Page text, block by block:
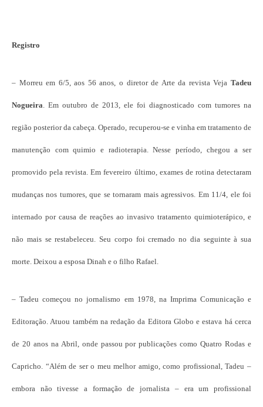
Registro
– Morreu em 6/5, aos 56 anos, o diretor de Arte da revista Veja Tadeu
Nogueira . Em outubro de 2013, ele foi diagnosticado com tumores na
região posterior da cabeça. Operado, recuperou-se e vinha em tratamento de
manutenção com quimio e radioterapia. Nesse período, chegou a ser
promovido pela revista. Em fevereiro último, exames de rotina detectaram
mudanças nos tumores, que se tornaram mais agressivos. Em 11/4, ele foi
internado por causa de reações ao invasivo tratamento quimioterápico, e
não mais se restabeleceu. Seu corpo foi cremado no dia seguinte à sua
morte. Deixou a esposa Dinah e o filho Rafael.
– Tadeu começou no jornalismo em 1978, na Imprima Comunicação e
Editoração. Atuou também na redação da Editora Globo e estava há cerca
de 20 anos na Abril, onde passou por publicações como Quatro Rodas e
Capricho. “Além de ser o meu melhor amigo, como profissional, Tadeu –
embora não tivesse a formação de jornalista – era um profissional